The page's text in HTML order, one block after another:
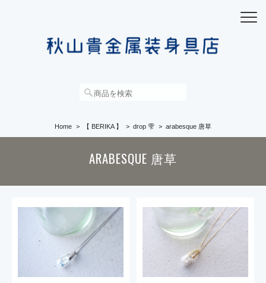
Home 【 BERIKA 】 drop 雫 arabesque 唐草
ARABESQUE 唐草